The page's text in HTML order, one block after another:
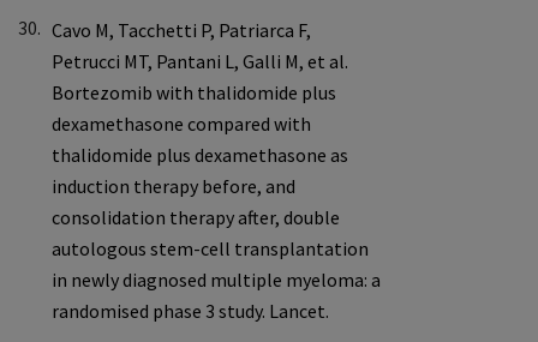
30.